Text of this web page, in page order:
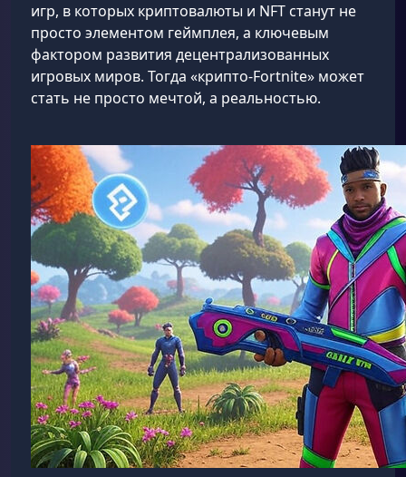
игр, в которых криптовалюты и NFT станут не
просто элементом геймплея, а ключевым
фактором развития децентрализованных
игровых миров. Тогда «крипто-Fortnite» может
стать не просто мечтой, а реальностью.